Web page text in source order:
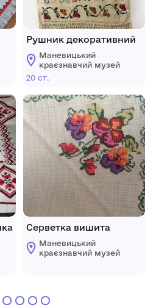
Рушник декоративний
Маневицький
краєзнавчий музей
20 ст.
Серветка вишита
Маневицький
краєзнавчий музей